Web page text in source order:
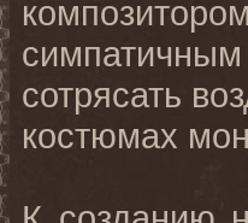
сотрясать
костюмах